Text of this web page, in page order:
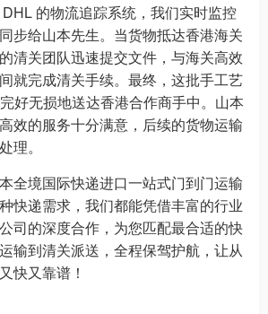
的物流追踪系统，我们实时监控
步给山本先生。当货物抵达香港海关
清关团队迅速提交文件，与海关高效
就完成清关手续。最终，这批手工艺
好无损地送达香港合作商手中。山本
效的服务十分满意，后续的货物运输
理。​
全境国际快递进口一站式门到门运输
快递需求，我们都能凭借丰富的行业
司的深度合作，为您匹配最合适的快
输到清关派送，全程保驾护航，让从
快又靠谱！